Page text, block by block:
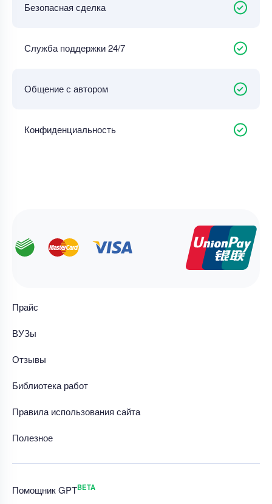
Безопасная сделка
Служба поддержки 24/7
Общение с автором
Конфиденциальность
Прайс
ВУЗы
Отзывы
Библиотека работ
Правила использования сайта
Полезное
Помощник GPTBETA